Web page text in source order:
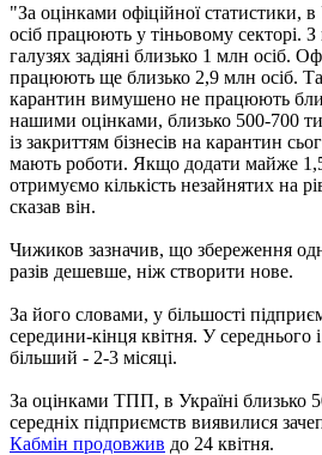
"За оцінками офіційної статистики,
осіб працюють у тіньовому секторі.
галузях задіяні близько 1 млн осіб.
працюють ще близько 2,9 млн осіб.
карантин вимушено не працюють
нашими оцінками, близько 500-700
із закриттям бізнесів на карантин
мають роботи. Якщо додати майже
отримуємо кількість незайнятих на
сказав він.
Чижиков зазначив, що збереження
разів дешевше, ніж створити нове.
За його словами, у більшості
середини-кінця квітня. У середнього
більший - 2-3 місяці.
За оцінками ТПП, в Україні близько
середніх підприємств виявилися
Кабмін продовжив до 24 квітня.